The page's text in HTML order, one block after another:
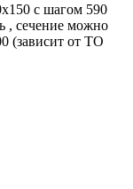
с шагом 590
, сечение можно
(зависит от ТО